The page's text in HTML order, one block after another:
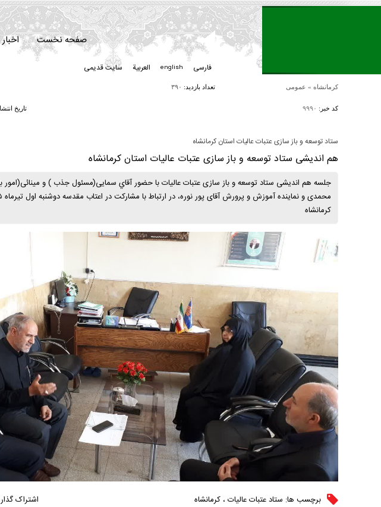
صفحه نخست اخبار
سامانه خادمان فارسی english العربیة سایت قدیمی
کرمانشاه » عمومی تعداد بازدید: ۳۹۰
کد خبر: ۹۹۹۰ تاریخ
ستاد توسعه و باز سازی عتبات عالیات استان کرمانشاه
هم اندیشی ستاد توسعه و باز سازی عتبات عالیات استان کرمانشاه
جلسه هم اندیشی ستاد توسعه و باز سازی عتبات عالیات با حضور آقاي سمایی(مسئول جذب ) و ‌مینائی(امور
کرمانشاه
برچسب ها: ستاد عتبات عالیات ، کرمانشاه اشتراک